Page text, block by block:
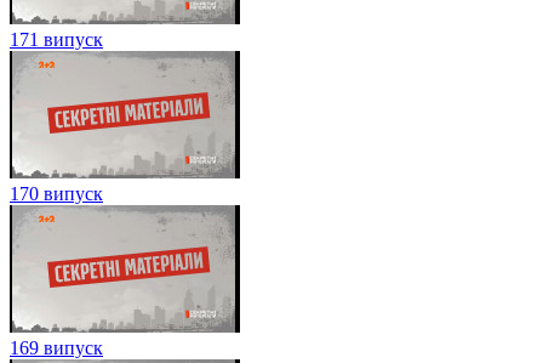
171 випуск
170 випуск
169 випуск